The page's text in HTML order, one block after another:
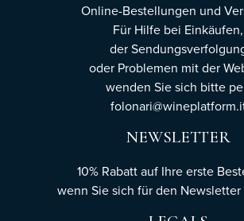
Online-Bestellungen und
Für Hilfe bei Einkäufen,
der
oder Problemen mit der
wenden Sie sich bitte
NEWSLETTER
10% Rabatt auf Ihre erste
wenn Sie sich für den Newsletter